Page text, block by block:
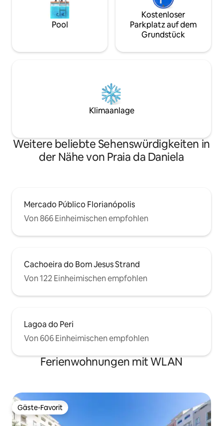
Pool
Kostenloser
Parkplatz auf dem
Grundstück
Klimaanlage
Weitere beliebte Sehenswürdigkeiten in
der Nähe von Praia da Daniela
Mercado Público Florianópolis
Von 866 Einheimischen empfohlen
Cachoeira do Bom Jesus Strand
Von 122 Einheimischen empfohlen
Lagoa do Peri
Von 606 Einheimischen empfohlen
Ferienwohnungen mit WLAN
Gäste-Favorit
Gäste-Favorit